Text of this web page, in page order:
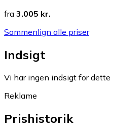
fra 3.005 kr.
Sammenlign alle priser
Indsigt
Vi har ingen indsigt for dette
Reklame
Prishistorik